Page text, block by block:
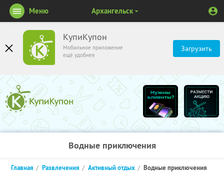
КупиКупон
Мобильное приложение
ещё удобнее
Загрузить
Меню Архангельск
Водные приключения
Главная Развлечения Активный отдых Водные приключения